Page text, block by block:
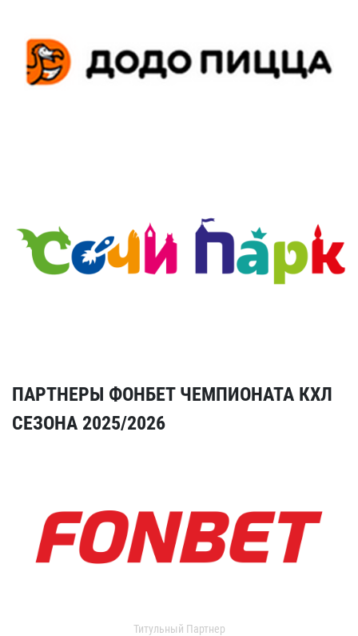
ПАРТНЕРЫ ФОНБЕТ ЧЕМПИОНАТА КХЛ
СЕЗОНА 2025/2026
Титульный Партнер